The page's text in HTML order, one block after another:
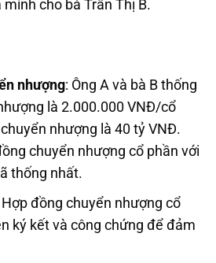
cho bà Trần Thị B.
nhượng: Ông A và bà B thống
là 2.000.000 VNĐ/cổ
nhượng là 40 tỷ VNĐ.
chuyển nhượng cổ phần với
thống nhất.
Hợp đồng chuyển nhượng cổ
ký kết và công chứng để đảm